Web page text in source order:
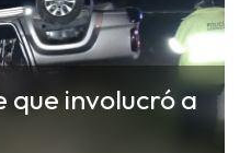
que involucró a